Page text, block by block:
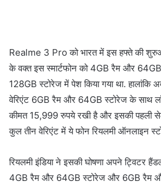
Realme 3 Pro को भारत में इस हफ्ते की
के वक्त इस स्मार्टफोन को 4GB रैम और
128GB स्टोरेज में पेश किया गया था. हालांकि
वेरिएंट 6GB रैम और 64GB स्टोरेज के साथ
कीमत 15,999 रुपये रखी है और इसकी पहली
कुल तीन वेरिएंट में ये फोन रियलमी ऑनलाइन
रियलमी इंडिया ने इसकी घोषणा अपने ट्विटर
4GB रैम और 64GB स्टोरेज और 6GB रैम